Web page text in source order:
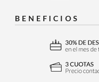
BENEFICIOS